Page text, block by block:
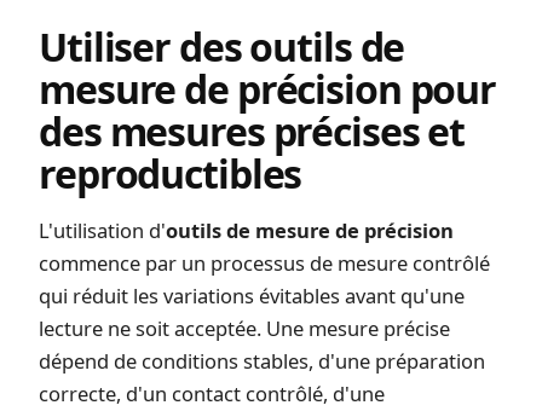
Utiliser des outils de
mesure de précision pour
des mesures précises et
reproductibles
L'utilisation d'outils de mesure de précision
commence par un processus de mesure contrôlé
qui réduit les variations évitables avant qu'une
lecture ne soit acceptée. Une mesure précise
dépend de conditions stables, d'une préparation
correcte, d'un contact contrôlé, d'une